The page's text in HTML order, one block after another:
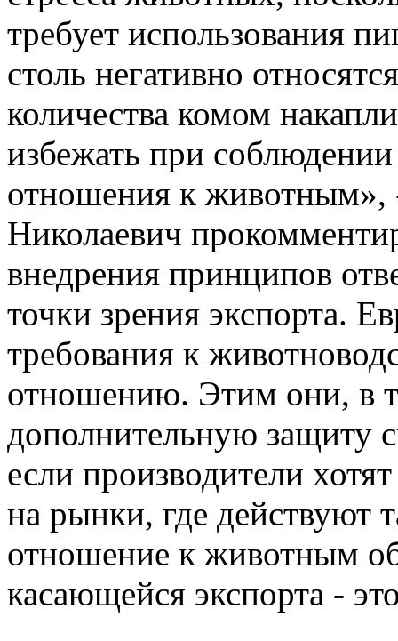
требует использования
столь негативно
количества комом
избежать при
отношения к животным»,
Николаевич
внедрения принципов
точки зрения экспорта.
требования к
отношению. Этим они, в
дополнительную защиту
если производители
на рынки, где действуют
отношение к животным
касающейся экспорта -